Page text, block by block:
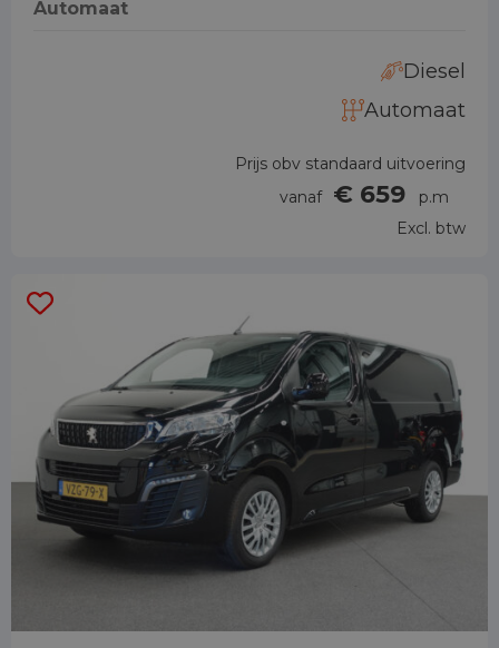
Automaat
Diesel
Automaat
Prijs obv standaard uitvoering
vanaf € 659
p.m
Excl. btw